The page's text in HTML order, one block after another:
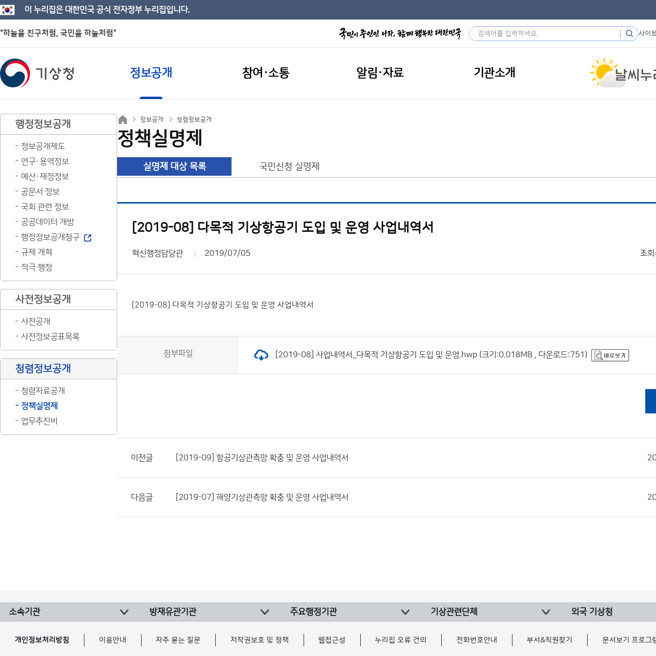
이 누리집은 대한민국 공식 전자정부 누리집입니다.
"하늘을 친구처럼, 국민을 하늘처럼" 사이
정보공개 참여·소통 알림·자료 기관소개
행정정보공개
정보공개제도
연구·용역정보
예산·재정정보
공문서 정보
국회 관련 정보
공공데이터 개방
행정정보공개청구
규제 개혁
적극 행정
사전정보공개
사전공개
사전정보공표목록
청렴정보공개
청렴자료공개
정책실명제
업무추진비
정보공개 청렴정보공개
정책실명제
실명제 대상 목록 국민신청 실명제
[2019-08] 다목적 기상항공기 도입 및 운영 사업내역서
혁신행정담당관 2019/07/05 조회
[2019-08] 다목적 기상항공기 도입 및 운영 사업내역서
첨부파일 [2019-08] 사업내역서_다목적 기상항공기 도입 및 운영.hwp (크기:0.018MB , 다운로드:751)
이전글 [2019-09] 항공기상관측망 확충 및 운영 사업내역서
다음글 [2019-07] 해양기상관측망 확충 및 운영 사업내역서
소속기관 방재유관기관 주요행정기관 기상관련단체 외국 기상청
개인정보처리방침 이용안내 자주 묻는 질문 저작권보호 및 정책 웹접근성 누리집 오류 건의 전화번호안내 부서&직원찾기 문서보기 프로그